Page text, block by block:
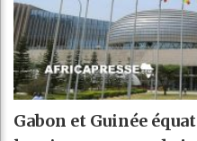
Gabon et Guinée